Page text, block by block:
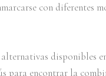
con diferentes
alternativas disponibles
para encontrar la